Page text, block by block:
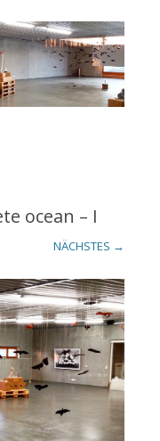
Inhalt springen
ocean – I
NÄCHSTES →